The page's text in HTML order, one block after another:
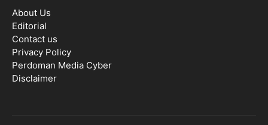
About Us
Editorial
Contact us
Privacy Policy
Perdoman Media Cyber
Disclaimer